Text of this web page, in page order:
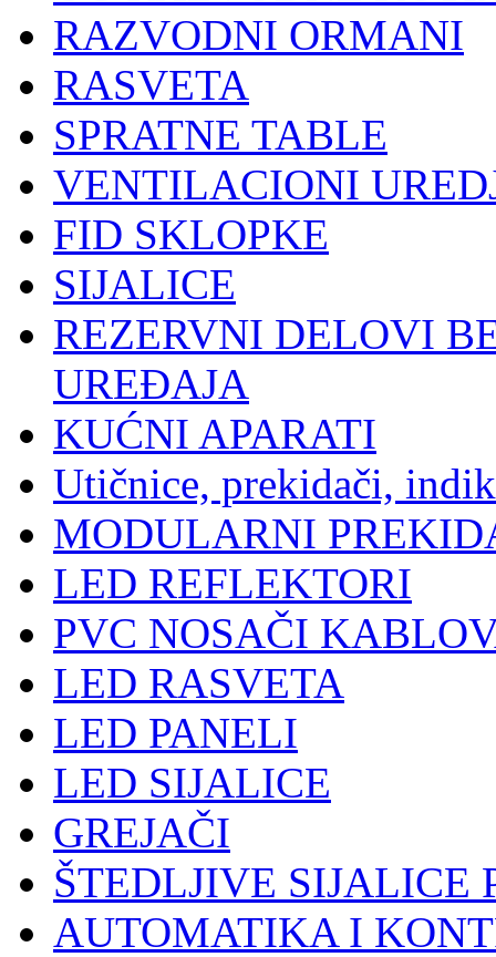
RAZVODNI ORMANI
RASVETA
SPRATNE TABLE
VENTILACIONI
FID SKLOPKE
SIJALICE
REZERVNI DELOVI
UREĐAJA
KUĆNI APARATI
Utičnice, prekidači,
MODULARNI
LED REFLEKTORI
PVC NOSAČI
LED RASVETA
LED PANELI
LED SIJALICE
GREJAČI
ŠTEDLJIVE SIJALICE
AUTOMATIKA I